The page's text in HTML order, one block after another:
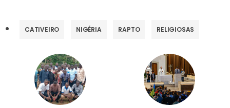
CATIVEIRO NIGÉRIA RAPTO RELIGIOSAS